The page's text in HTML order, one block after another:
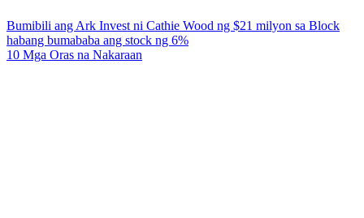
Bumibili ang Ark Invest ni Cathie Wood ng $21 milyon sa Block
habang bumababa ang stock ng 6%
10 Mga Oras na Nakaraan